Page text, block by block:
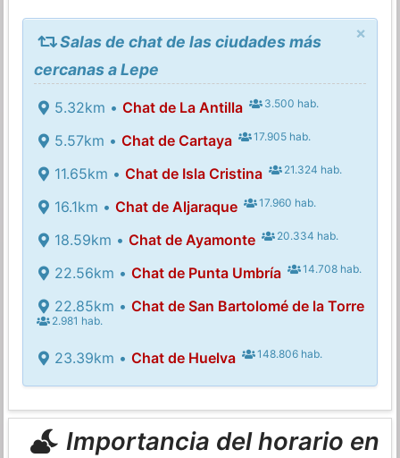
×
Salas de chat de las ciudades más
cercanas a Lepe
5.32km • Chat de La Antilla 3.500 hab.
5.57km • Chat de Cartaya 17.905 hab.
11.65km • Chat de Isla Cristina 21.324 hab.
16.1km • Chat de Aljaraque 17.960 hab.
18.59km • Chat de Ayamonte 20.334 hab.
22.56km • Chat de Punta Umbría 14.708 hab.
22.85km • Chat de San Bartolomé de la Torre
2.981 hab.
23.39km • Chat de Huelva 148.806 hab.
Importancia del horario en